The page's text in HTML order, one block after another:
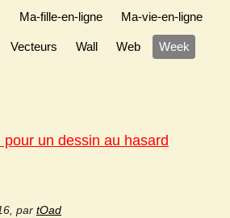
Ma-fille-en-ligne Ma-vie-en-ligne
Vecteurs Wall Web Week
pour un dessin au hasard
, par tOad